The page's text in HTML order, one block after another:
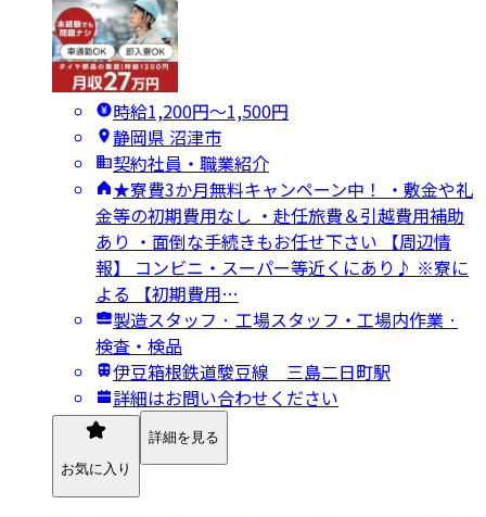
時給1,200円〜1,500円
静岡県 沼津市
契約社員・職業紹介
★寮費3か月無料キャンペーン中！ ・敷金や礼
金等の初期費用なし ・赴任旅費＆引越費用補助
あり ・面倒な手続きもお任せ下さい 【周辺情
報】 コンビニ・スーパー等近くにあり♪ ※寮に
よる 【初期費用…
製造スタッフ · 工場スタッフ・工場内作業 ·
検査・検品
伊豆箱根鉄道駿豆線 三島二日町駅
詳細はお問い合わせください
お気に入り
詳細を見る